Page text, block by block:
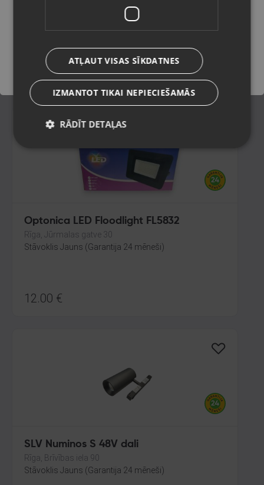
Stāvoklis Lietots (Garantija 6 mēneši)
175.00 €
7.96€/mēn.
Optonica LED Floodlight FL5832
Rīga, Jūrmalas gatve 30
Stāvoklis Jauns (Garantija 24 mēneši)
12.00 €
SLV Numinos S 48V dali
Rīga, Brīvības iela 90
Stāvoklis Jauns (Garantija 24 mēneši)
Saglabāt
ATĻAUT VISAS SĪKDATNES
IZMANTOT TIKAI NEPIECIEŠAMĀS
RĀDĪT DETAĻAS